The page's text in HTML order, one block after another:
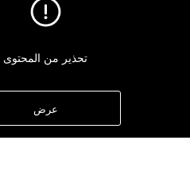
تحذير من المحتوى
عرض